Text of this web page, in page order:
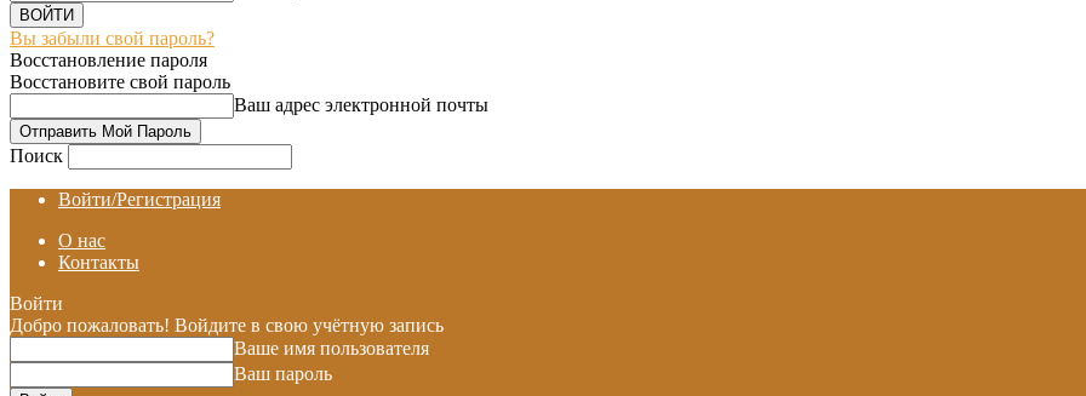
Вы забыли свой пароль?
Восстановление пароля
Восстановите свой пароль
Ваш адрес электронной почты
Поиск
Войти/Регистрация
О нас
Контакты
Войти
Добро пожаловать! Войдите в свою учётную запись
Ваше имя пользователя
Ваш пароль